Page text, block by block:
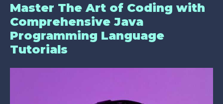
Master The Art of Coding with
Comprehensive Java
Programming Language
Tutorials